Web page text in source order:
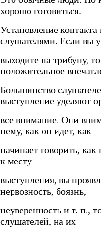
хорошо готовиться.
Установление
слушателями. Если вы
выходите на трибуну,
положительное
Большинство
выступление уделяют
все внимание. Они
нему, как он идет, как
начинает говорить, как
к месту
выступления, вы
нервозность, боязнь,
неуверенность и т. п.,
слушателей, на их